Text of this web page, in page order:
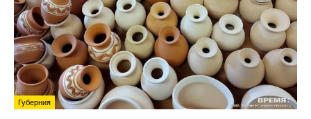
Губерния